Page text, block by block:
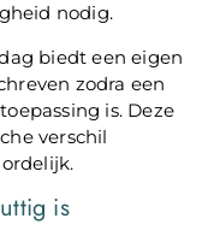
nodig.
biedt een eigen
zodra een
is. Deze
verschil
is